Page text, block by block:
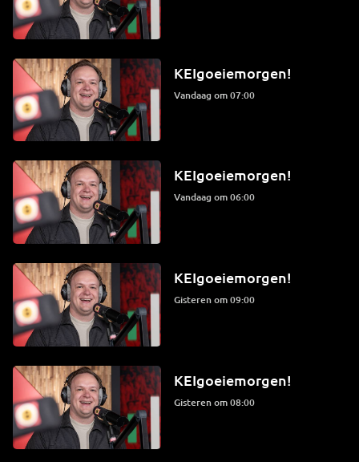
KEIgoeiemorgen!
Vandaag om 07:00
KEIgoeiemorgen!
Vandaag om 06:00
KEIgoeiemorgen!
Gisteren om 09:00
KEIgoeiemorgen!
Gisteren om 08:00